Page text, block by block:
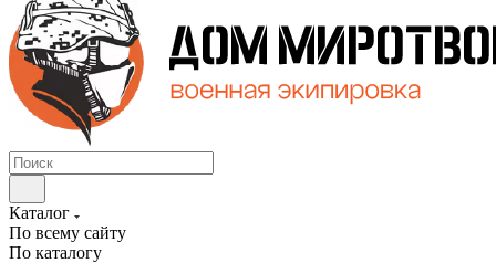
Каталог
По всему сайту
По каталогу